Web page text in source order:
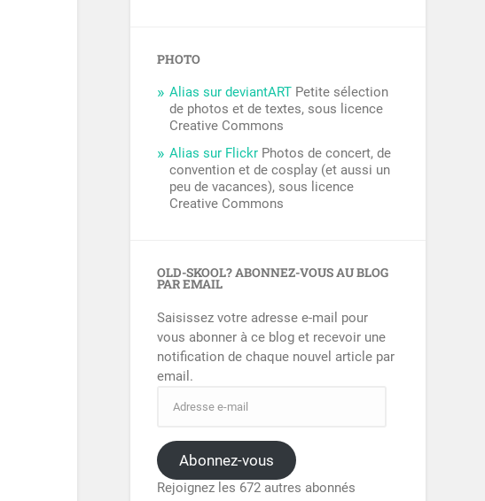
PHOTO
Alias sur deviantART Petite sélection
de photos et de textes, sous licence
Creative Commons
Alias sur Flickr Photos de concert, de
convention et de cosplay (et aussi un
peu de vacances), sous licence
Creative Commons
OLD-SKOOL? ABONNEZ-VOUS AU BLOG
PAR EMAIL
Saisissez votre adresse e-mail pour
vous abonner à ce blog et recevoir une
notification de chaque nouvel article par
email.
Abonnez-vous
Rejoignez les 672 autres abonnés